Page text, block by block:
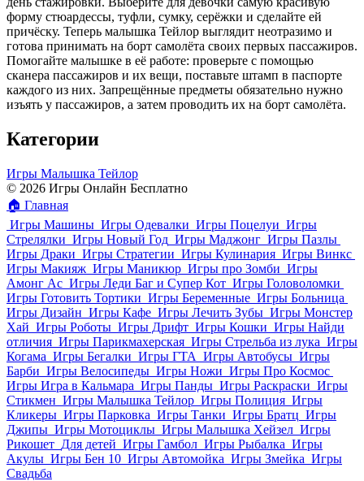
форму стюардессы, туфли, сумку, серёжки и сделайте ей
причёску. Теперь малышка Тейлор выглядит неотразимо и
готова принимать на борт самолёта своих первых пассажиров.
Помогайте малышке в её работе: проверьте с помощью
сканера пассажиров и их вещи, поставьте штамп в паспорте
каждого из них. Запрещённые предметы обязательно нужно
изъять у пассажиров, а затем проводить их на борт самолёта.
Категории
Игры Малышка Тейлор
© 2026 Игры Онлайн Бесплатно
🏠 Главная
Игры Машины Игры Одевалки Игры Поцелуи Игры
Стрелялки Игры Новый Год Игры Маджонг Игры Пазлы
Игры Драки Игры Стратегии Игры Кулинария Игры Винкс
Игры Макияж Игры Маникюр Игры про Зомби Игры
Амонг Ас Игры Леди Баг и Супер Кот Игры Головоломки
Игры Готовить Тортики Игры Беременные Игры Больница
Игры Дизайн Игры Кафе Игры Лечить Зубы Игры Монстер
Хай Игры Роботы Игры Дрифт Игры Кошки Игры Найди
отличия Игры Парикмахерская Игры Стрельба из лука Игры
Когама Игры Бегалки Игры ГТА Игры Автобусы Игры
Барби Игры Велосипеды Игры Ножи Игры Про Космос
Игры Игра в Кальмара Игры Панды Игры Раскраски Игры
Стикмен Игры Малышка Тейлор Игры Полиция Игры
Кликеры Игры Парковка Игры Танки Игры Братц Игры
Джипы Игры Мотоциклы Игры Малышка Хейзел Игры
Рикошет Для детей Игры Гамбол Игры Рыбалка Игры
Акулы Игры Бен 10 Игры Автомойка Игры Змейка Игры
Свадьба